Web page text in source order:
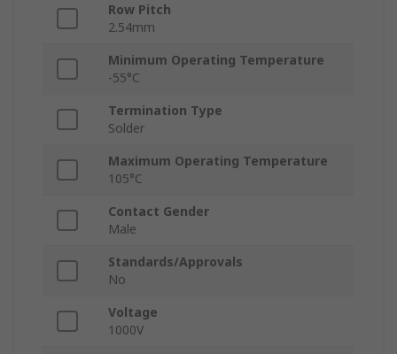
Row Pitch
2.54mm
Minimum Operating Temperature
-55°C
Termination Type
Solder
Maximum Operating Temperature
105°C
Contact Gender
Male
Standards/Approvals
No
Voltage
1000V